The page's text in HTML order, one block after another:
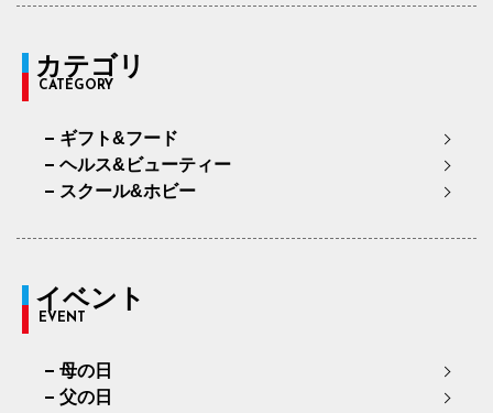
カテゴリ
CATEGORY
ギフト&フード
ヘルス&ビューティー
スクール&ホビー
イベント
EVENT
母の日
父の日